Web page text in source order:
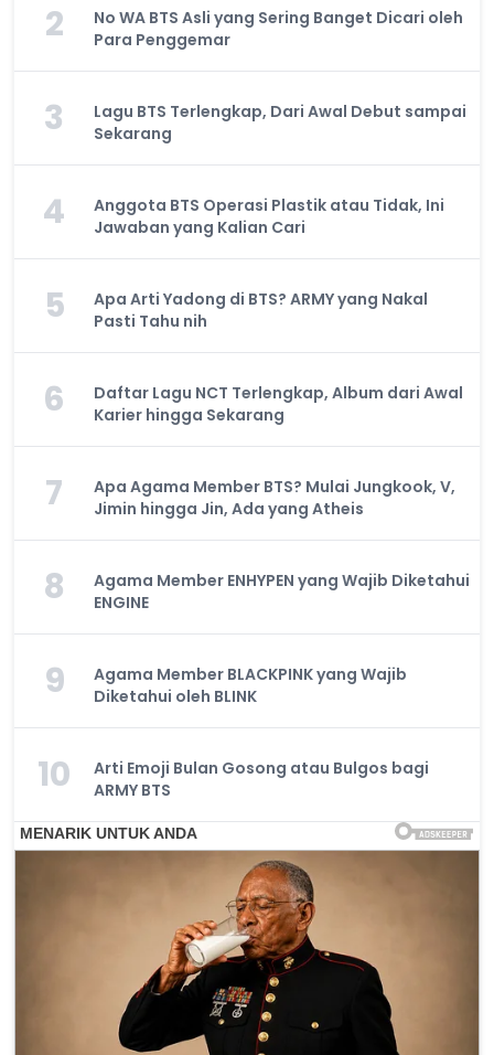
2
No WA BTS Asli yang Sering Banget Dicari oleh
Para Penggemar
3
Lagu BTS Terlengkap, Dari Awal Debut sampai
Sekarang
4
Anggota BTS Operasi Plastik atau Tidak, Ini
Jawaban yang Kalian Cari
5
Apa Arti Yadong di BTS? ARMY yang Nakal
Pasti Tahu nih
6
Daftar Lagu NCT Terlengkap, Album dari Awal
Karier hingga Sekarang
7
Apa Agama Member BTS? Mulai Jungkook, V,
Jimin hingga Jin, Ada yang Atheis
8
Agama Member ENHYPEN yang Wajib Diketahui
ENGINE
9
Agama Member BLACKPINK yang Wajib
Diketahui oleh BLINK
10
Arti Emoji Bulan Gosong atau Bulgos bagi
ARMY BTS